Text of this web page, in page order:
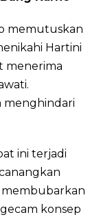
memutuskan
Hartini
menerima
ini terjadi
membubarkan
konsep